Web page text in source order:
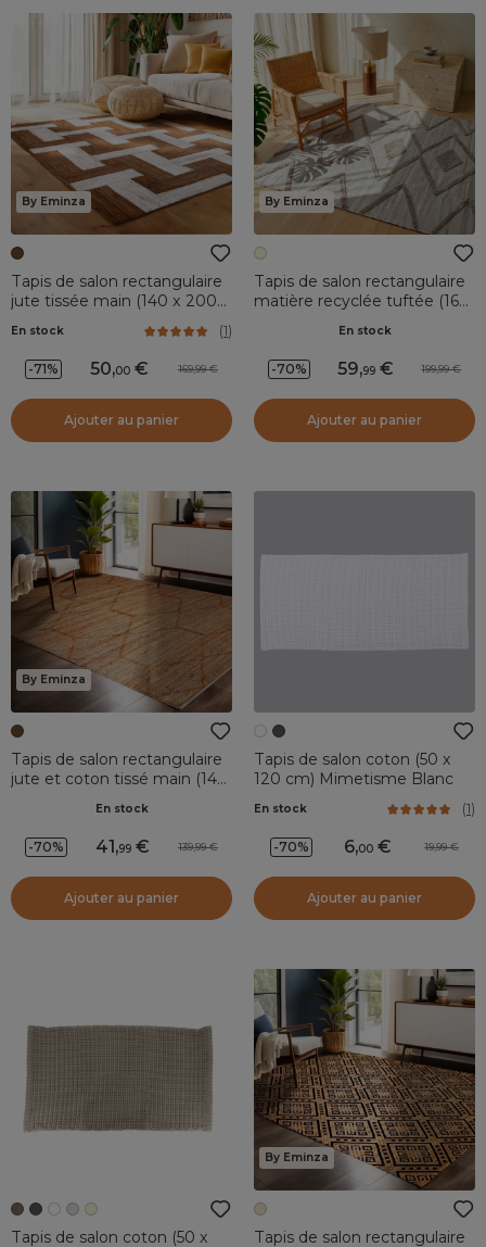
By Eminza
Tapis de salon rectangulaire
jute tissée main (140 x 200
En stock (1)
-71% 50,00 169,99
Ajouter au panier
By Eminza
Tapis de salon rectangulaire
matière recyclée tuftée (160
En stock
-70% 59,99 199,99
Ajouter au panier
By Eminza
Tapis de salon rectangulaire
jute et coton tissé main (140
En stock
-70% 41,99 139,99
Ajouter au panier
Tapis de salon coton (50 x
120 cm) Mimetisme Blanc
En stock (1)
-70% 6,00 19,99
Ajouter au panier
Tapis de salon coton (50 x
By Eminza
Tapis de salon rectangulaire